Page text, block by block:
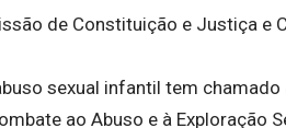
de Constituição e Justiça e
sexual infantil tem
ao Abuso e à Exploração